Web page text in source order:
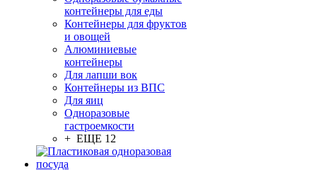
контейнеры для еды
Контейнеры для фруктов
и овощей
Алюминиевые
контейнеры
Для лапши вок
Контейнеры из ВПС
Для яиц
Одноразовые
гастроемкости
+ ЕЩЕ 12